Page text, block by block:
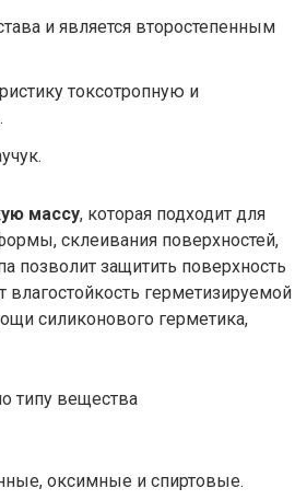
и является второстепенным
токсотропную и
массу, которая подходит для
склеивания поверхностей,
позволит защитить поверхность
влагостойкость герметизируемой
силиконового герметика,
типу вещества
оксимные и спиртовые.